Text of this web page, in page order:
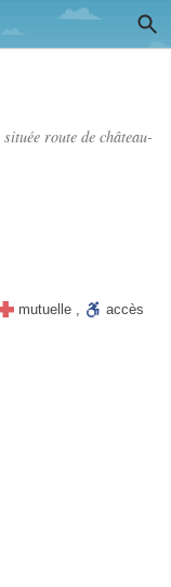
route de château-
mutuelle ,
accès